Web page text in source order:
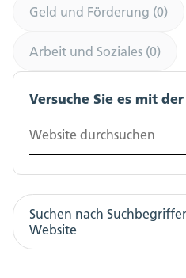
Geld und Förderung (0)
Arbeit und Soziales (0)
Versuche Sie es mit
Website durchsuchen
Suchen nach
Website